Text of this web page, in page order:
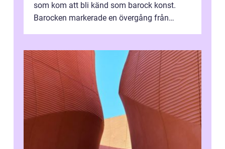
som kom att bli känd som barock konst.
Barocken markerade en övergång från